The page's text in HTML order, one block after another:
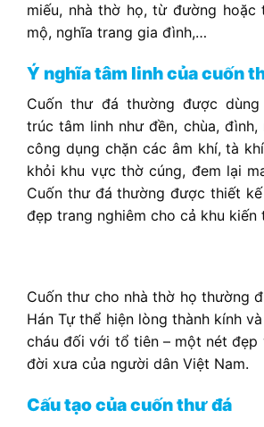
miếu, nhà thờ họ, từ đường hoặc
mộ, nghĩa trang gia đình,…
Ý nghĩa tâm linh của cuốn
Cuốn thư đá thường được
trúc tâm linh như đền, chùa,
công dụng chặn các âm khí, tà
khỏi khu vực thờ cúng, đem lại
Cuốn thư đá thường được thiết
đẹp trang nghiêm cho cả khu kiến
Cuốn thư cho nhà thờ họ thường
Hán Tự thể hiện lòng thành kính
cháu đối với tổ tiên – một nét đẹp
đời xưa của người dân Việt Nam.
Cấu tạo của cuốn thư đá